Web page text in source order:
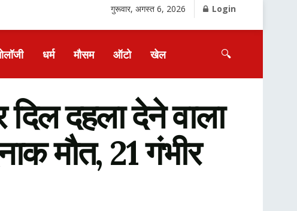
गुरूवार, अगस्त 6, 2026 Login
धर्म मौसम ऑटो खेल 🔍
दहला देने वाला
मौत, 21 गंभीर